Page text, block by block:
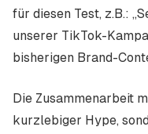
für diesen Test, z.B.:
unserer TikTok-
bisherigen Brand-
Die Zusammenarbeit
kurzlebiger Hype,